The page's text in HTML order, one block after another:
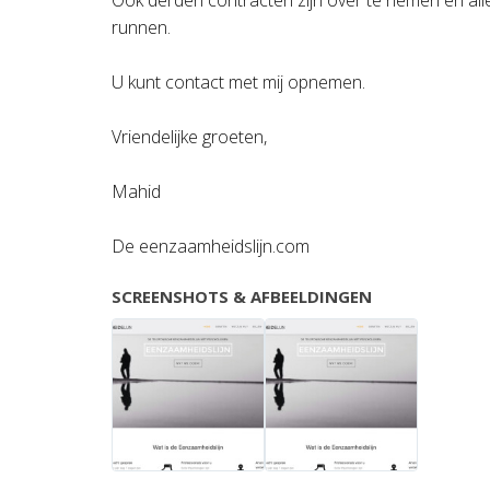
runnen.
U kunt contact met mij opnemen.
Vriendelijke groeten,
Mahid
De eenzaamheidslijn.com
SCREENSHOTS & AFBEELDINGEN